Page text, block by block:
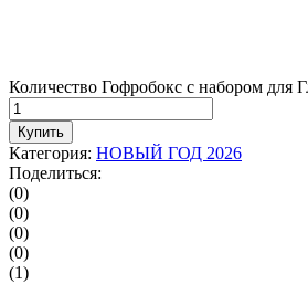
Количество Гофробокс с набором для
Купить
Категория: НОВЫЙ ГОД 2026
Поделиться:
(0)
(0)
(0)
(0)
(1)